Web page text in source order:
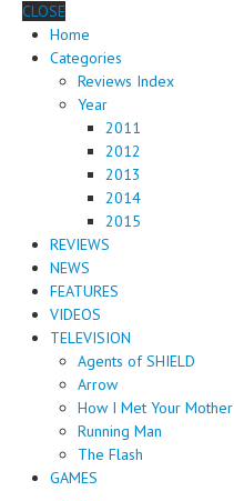
CLOSE
Home
Categories
Reviews Index
Year
2011
2012
2013
2014
2015
REVIEWS
NEWS
FEATURES
VIDEOS
TELEVISION
Agents of SHIELD
Arrow
How I Met Your Mother
Running Man
The Flash
GAMES